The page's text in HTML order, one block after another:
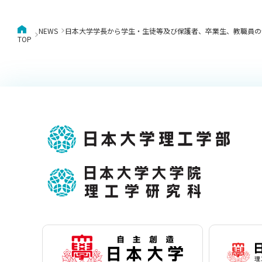
TOP
NEWS 日本大学学長から学生・生徒等及び保護者、卒業生、教職員